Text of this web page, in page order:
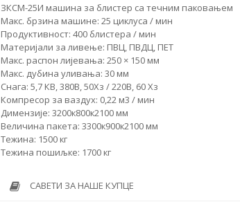
ЗКСМ-25И машина за блистер са течним паковањем
Макс. брзина машине: 25 циклуса / мин
Продуктивност: 400 блистера / мин
Материјали за ливење: ПВЦ, ПВДЦ, ПЕТ
Макс. распон лијевања: 250 × 150 мм
Макс. дубина уливања: 30 мм
Снага: 5,7 КВ, 380В, 50Хз / 220В, 60 Хз
Компресор за ваздух: 0,22 м3 / мин
Димензије: 3200к800к2100 мм
Величина пакета: 3300к900к2100 мм
Тежина: 1500 кг
Тежина пошиљке: 1700 кг
САВЕТИ ЗА НАШЕ КУПЦЕ